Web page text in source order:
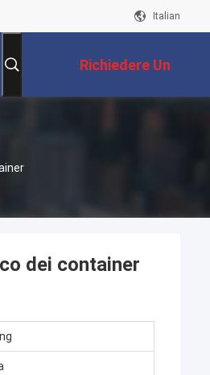
Italian
Richiedere Un
Preventivo
dei container